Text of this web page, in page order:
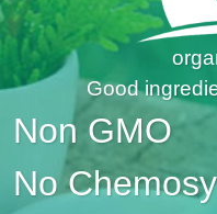
Good
Non GMO
No